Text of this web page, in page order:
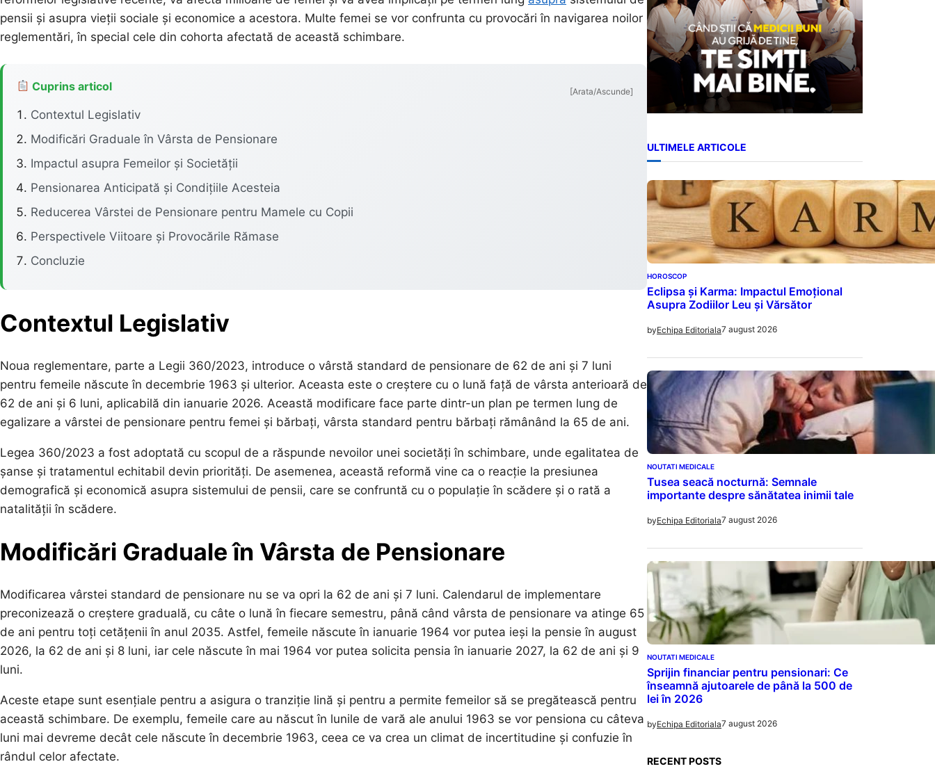
pensii și asupra vieții sociale și economice a acestora. Multe femei se vor confrunta cu provocări în navigarea noilor
reglementări, în special cele din cohorta afectată de această schimbare.
Cuprins articol [Arata/Ascunde]
Contextul Legislativ
Modificări Graduale în Vârsta de Pensionare
Impactul asupra Femeilor și Societății
Pensionarea Anticipată și Condițiile Acesteia
Reducerea Vârstei de Pensionare pentru Mamele cu Copii
Perspectivele Viitoare și Provocările Rămase
Concluzie
Contextul Legislativ
Noua reglementare, parte a Legii 360/2023, introduce o vârstă standard de pensionare de 62 de ani și 7 luni
pentru femeile născute în decembrie 1963 și ulterior. Aceasta este o creștere cu o lună față de vârsta anterioară de
62 de ani și 6 luni, aplicabilă din ianuarie 2026. Această modificare face parte dintr-un plan pe termen lung de
egalizare a vârstei de pensionare pentru femei și bărbați, vârsta standard pentru bărbați rămânând la 65 de ani.
Legea 360/2023 a fost adoptată cu scopul de a răspunde nevoilor unei societăți în schimbare, unde egalitatea de
șanse și tratamentul echitabil devin priorități. De asemenea, această reformă vine ca o reacție la presiunea
demografică și economică asupra sistemului de pensii, care se confruntă cu o populație în scădere și o rată a
natalității în scădere.
Modificări Graduale în Vârsta de Pensionare
Modificarea vârstei standard de pensionare nu se va opri la 62 de ani și 7 luni. Calendarul de implementare
preconizează o creștere graduală, cu câte o lună în fiecare semestru, până când vârsta de pensionare va atinge 65
de ani pentru toți cetățenii în anul 2035. Astfel, femeile născute în ianuarie 1964 vor putea ieși la pensie în august
2026, la 62 de ani și 8 luni, iar cele născute în mai 1964 vor putea solicita pensia în ianuarie 2027, la 62 de ani și 9
luni.
Aceste etape sunt esențiale pentru a asigura o tranziție lină și pentru a permite femeilor să se pregătească pentru
această schimbare. De exemplu, femeile care au născut în lunile de vară ale anului 1963 se vor pensiona cu câteva
luni mai devreme decât cele născute în decembrie 1963, ceea ce va crea un climat de incertitudine și confuzie în
rândul celor afectate.
ULTIMELE ARTICOLE
HOROSCOP
Eclipsa și Karma: Impactul Emoțional
Asupra Zodiilor Leu și Vărsător
byEchipa Editoriala7 august 2026
NOUTATI MEDICALE
Tusea seacă nocturnă: Semnale
importante despre sănătatea inimii tale
byEchipa Editoriala7 august 2026
NOUTATI MEDICALE
Sprijin financiar pentru pensionari: Ce
înseamnă ajutoarele de până la 500 de
lei în 2026
byEchipa Editoriala7 august 2026
RECENT POSTS